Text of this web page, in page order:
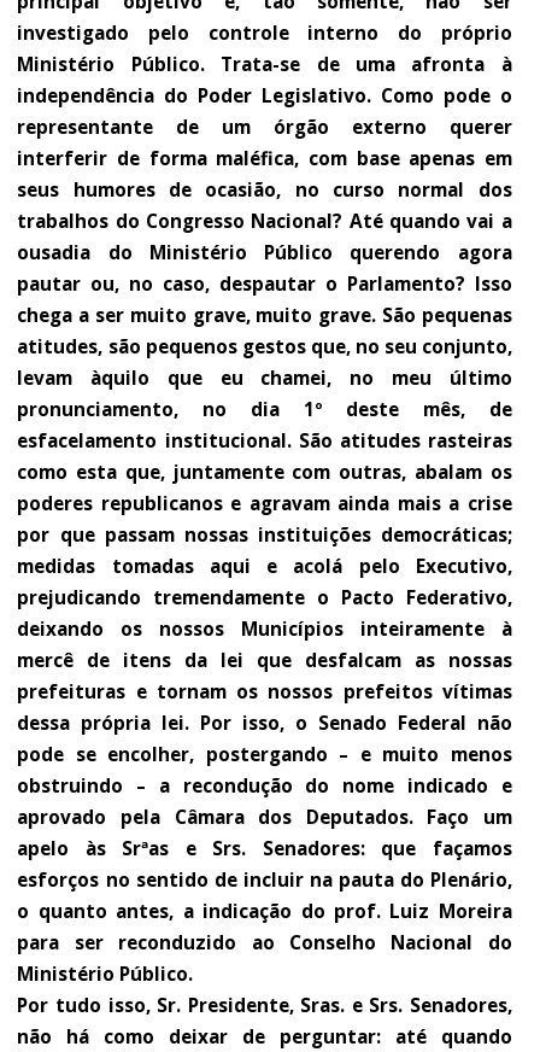
investigado pelo controle interno do próprio
Ministério Público. Trata-se de uma afronta à
independência do Poder Legislativo. Como pode o
representante de um órgão externo querer
interferir de forma maléfica, com base apenas em
seus humores de ocasião, no curso normal dos
trabalhos do Congresso Nacional? Até quando vai a
ousadia do Ministério Público querendo agora
pautar ou, no caso, despautar o Parlamento? Isso
chega a ser muito grave, muito grave. São pequenas
atitudes, são pequenos gestos que, no seu conjunto,
levam àquilo que eu chamei, no meu último
pronunciamento, no dia 1º deste mês, de
esfacelamento institucional. São atitudes rasteiras
como esta que, juntamente com outras, abalam os
poderes republicanos e agravam ainda mais a crise
por que passam nossas instituições democráticas;
medidas tomadas aqui e acolá pelo Executivo,
prejudicando tremendamente o Pacto Federativo,
deixando os nossos Municípios inteiramente à
mercê de itens da lei que desfalcam as nossas
prefeituras e tornam os nossos prefeitos vítimas
dessa própria lei. Por isso, o Senado Federal não
pode se encolher, postergando – e muito menos
obstruindo – a recondução do nome indicado e
aprovado pela Câmara dos Deputados. Faço um
apelo às Srªas e Srs. Senadores: que façamos
esforços no sentido de incluir na pauta do Plenário,
o quanto antes, a indicação do prof. Luiz Moreira
para ser reconduzido ao Conselho Nacional do
Ministério Público.
Por tudo isso, Sr. Presidente, Sras. e Srs. Senadores,
não há como deixar de perguntar: até quando